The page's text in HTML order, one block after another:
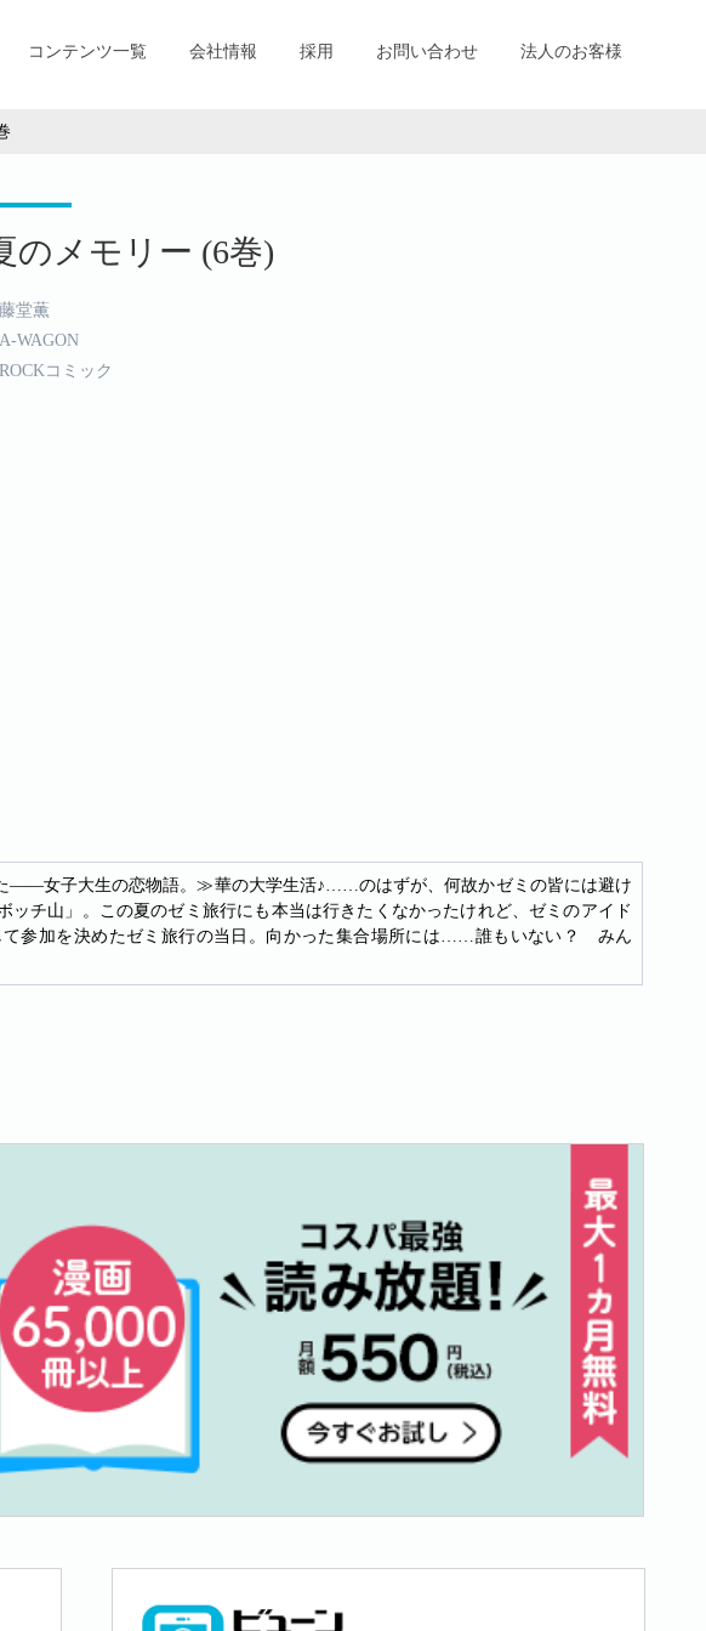
コンテンツ一覧 会社情報 採用 お問い合わせ 法人のお客様
のメモリー (6巻)
堂薫
WAGON
コミック
――女子大生の恋物語。≫華の大学生活♪……のはずが、何故かゼミの皆には避け
チ山」。この夏のゼミ旅行にも本当は行きたくなかったけれど、ゼミのアイド
て参加を決めたゼミ旅行の当日。向かった集合場所には……誰もいない？ みん